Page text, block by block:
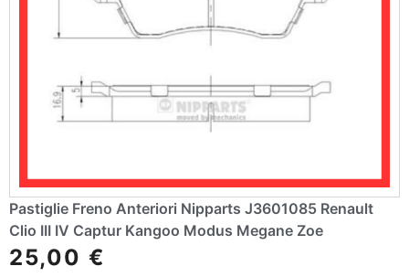
Pastiglie Freno Anteriori Nipparts J3601085 Renault
Clio III IV Captur Kangoo Modus Megane Zoe
25,00 €